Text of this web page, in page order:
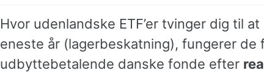
Hvor udenlandske ETF’er tvinger dig til
eneste år (lagerbeskatning), fungerer de
udbyttebetalende danske fonde efter